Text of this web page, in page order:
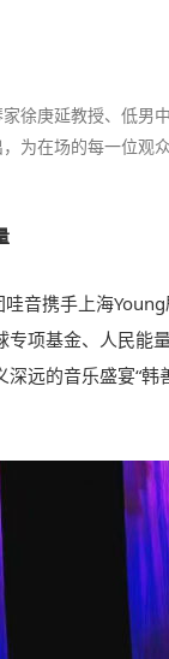
徐庚延教授、低男
为在场的每一位观
音携手上海
项基金、人民能
远的音乐盛宴“